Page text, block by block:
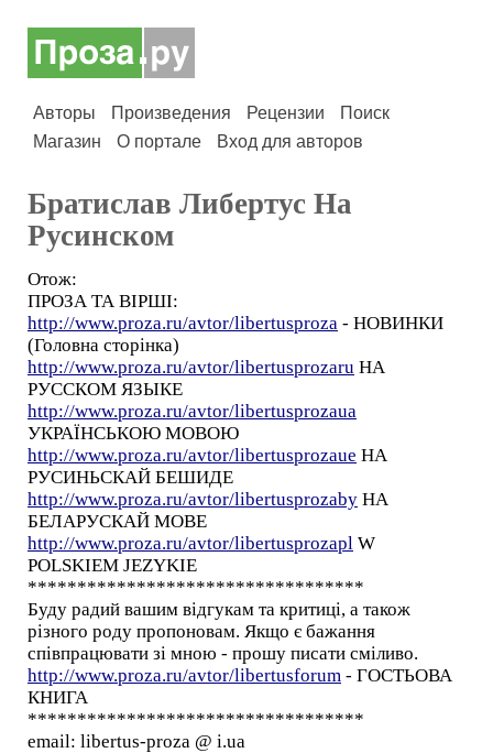
Авторы Произведения Рецензии
Поиск
Магазин
О портале Вход для авторов
Братислав Либертус На
Русинском
Отож:
ПРОЗА ТА ВІРШІ:
http://www.proza.ru/avtor/libertusproza - НОВИНКИ
(Головна сторінка)
http://www.proza.ru/avtor/libertusprozaru НА
РУССКОМ ЯЗЫКЕ
http://www.proza.ru/avtor/libertusprozaua
УКРАЇНСЬКОЮ МОВОЮ
http://www.proza.ru/avtor/libertusprozaue НА
РУСИНЬСКАЙ БЕШИДЕ
http://www.proza.ru/avtor/libertusprozaby НА
БЕЛАРУСКАЙ МОВЕ
http://www.proza.ru/avtor/libertusprozapl W
POLSKIEM JEZYKIE
**********************************
Буду радий вашим відгукам та критиці, а також
різного роду пропоновам. Якщо є бажання
співпрацювати зі мною - прошу писати сміливо.
http://www.proza.ru/avtor/libertusforum - ГОСТЬОВА
КНИГА
**********************************
email: libertus-proza @ i.ua